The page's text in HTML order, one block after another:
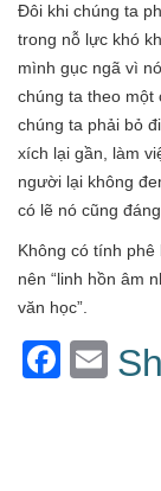
Đôi khi chúng ta
trong nỗ lực khó
mình gục ngã vì
chúng ta theo một
chúng ta phải bỏ
xích lại gần, làm
người lại không
có lẽ nó cũng
Không có tính
nên “linh hồn âm
văn học”.